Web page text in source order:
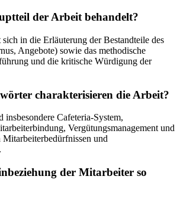
der Arbeit behandelt?
in die Erläuterung der Bestandteile des
Angebote) sowie das methodische
und die kritische Würdigung der
charakterisieren die Arbeit?
Cafeteria-System,
Vergütungsmanagement und
und
der Mitarbeiter so